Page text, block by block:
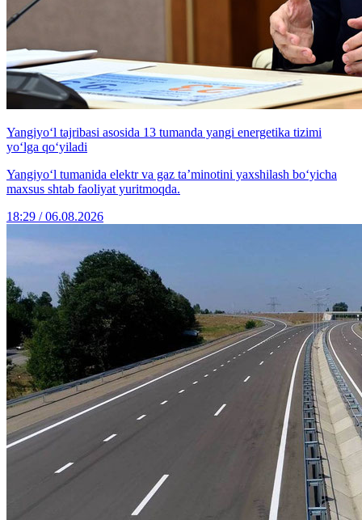
Yangiyo‘l tajribasi asosida 13 tumanda yangi energetika tizimi
yo‘lga qo‘yiladi
Yangiyo‘l tumanida elektr va gaz ta’minotini yaxshilash bo‘yicha
maxsus shtab faoliyat yuritmoqda.
18:29 / 06.08.2026